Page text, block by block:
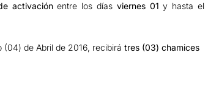
activaciónentre los días viernes 01y hasta el
(04) de Abril de 2016, recibirá tres (03) chamices